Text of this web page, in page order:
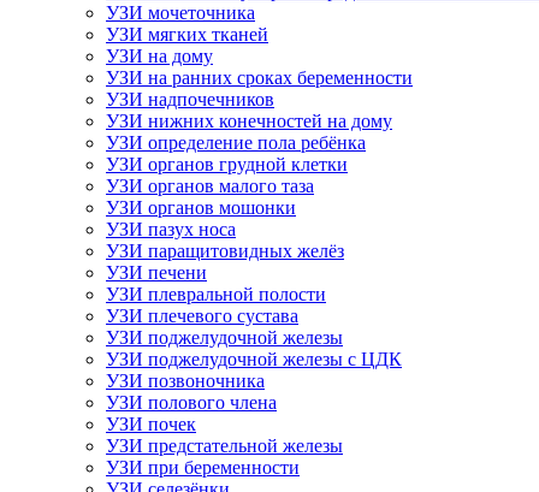
УЗИ мочеточника
УЗИ мягких тканей
УЗИ на дому
УЗИ на ранних сроках беременности
УЗИ надпочечников
УЗИ нижних конечностей на дому
УЗИ определение пола ребёнка
УЗИ органов грудной клетки
УЗИ органов малого таза
УЗИ органов мошонки
УЗИ пазух носа
УЗИ паращитовидных желёз
УЗИ печени
УЗИ плевральной полости
УЗИ плечевого сустава
УЗИ поджелудочной железы
УЗИ поджелудочной железы с ЦДК
УЗИ позвоночника
УЗИ полового члена
УЗИ почек
УЗИ предстательной железы
УЗИ при беременности